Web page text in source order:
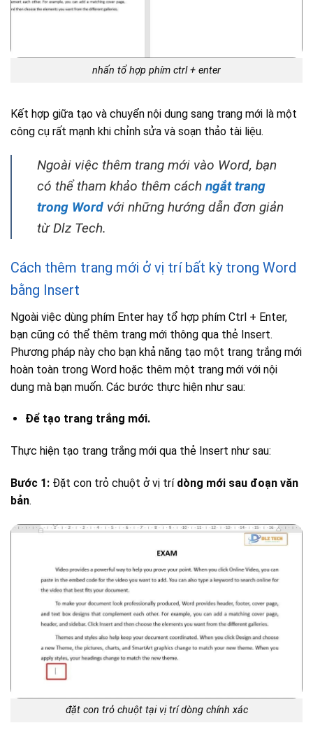
nhấn tổ hợp phím ctrl + enter
Kết hợp giữa tạo và chuyển nội dung sang trang mới là một
công cụ rất mạnh khi chỉnh sửa và soạn thảo tài liệu.
Ngoài việc thêm trang mới vào Word, bạn
có thể tham khảo thêm cách ngắt trang
trong Word với những hướng dẫn đơn giản
từ Dlz Tech.
Cách thêm trang mới ở vị trí bất kỳ trong Word
bằng Insert
Ngoài việc dùng phím Enter hay tổ hợp phím Ctrl + Enter,
bạn cũng có thể thêm trang mới thông qua thẻ Insert.
Phương pháp này cho bạn khả năng tạo một trang trắng mới
hoàn toàn trong Word hoặc thêm một trang mới với nội
dung mà bạn muốn. Các bước thực hiện như sau:
Để tạo trang trắng mới.
Thực hiện tạo trang trắng mới qua thẻ Insert như sau:
Bước 1: Đặt con trỏ chuột ở vị trí dòng mới sau đoạn văn
bản.
đặt con trỏ chuột tại vị trí dòng chính xác